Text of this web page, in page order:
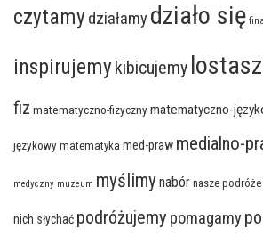
czytamydziałamydziało się
inspirujemykibicujemy
fiz matematyczno-fizycznymatematyczno-
językowy matematyka med-praw medialno-
medyczny muzeum myślimynabór nasze podróże
nich słychać podróżujemy pomagamy